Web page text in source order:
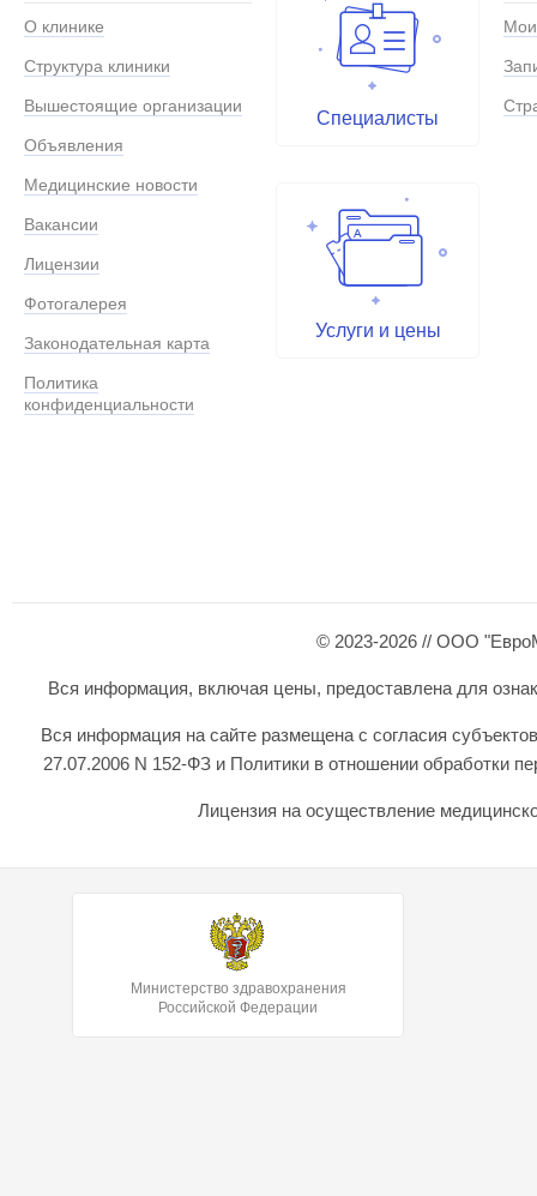
О клинике
Структура клиники
Вышестоящие организации
Объявления
Медицинские новости
Вакансии
Лицензии
Фотогалерея
Законодательная карта
Политика
конфиденциальности
Специалисты
Услуги и цены
© 2023-2026 // ООО
Вся информация, включая цены, предоставлена для
Вся информация на сайте размещена с согласия
27.07.2006 N 152-ФЗ и Политики в отношении обработки
Лицензия на осуществление
Министерство здравохранения
Российской Федерации